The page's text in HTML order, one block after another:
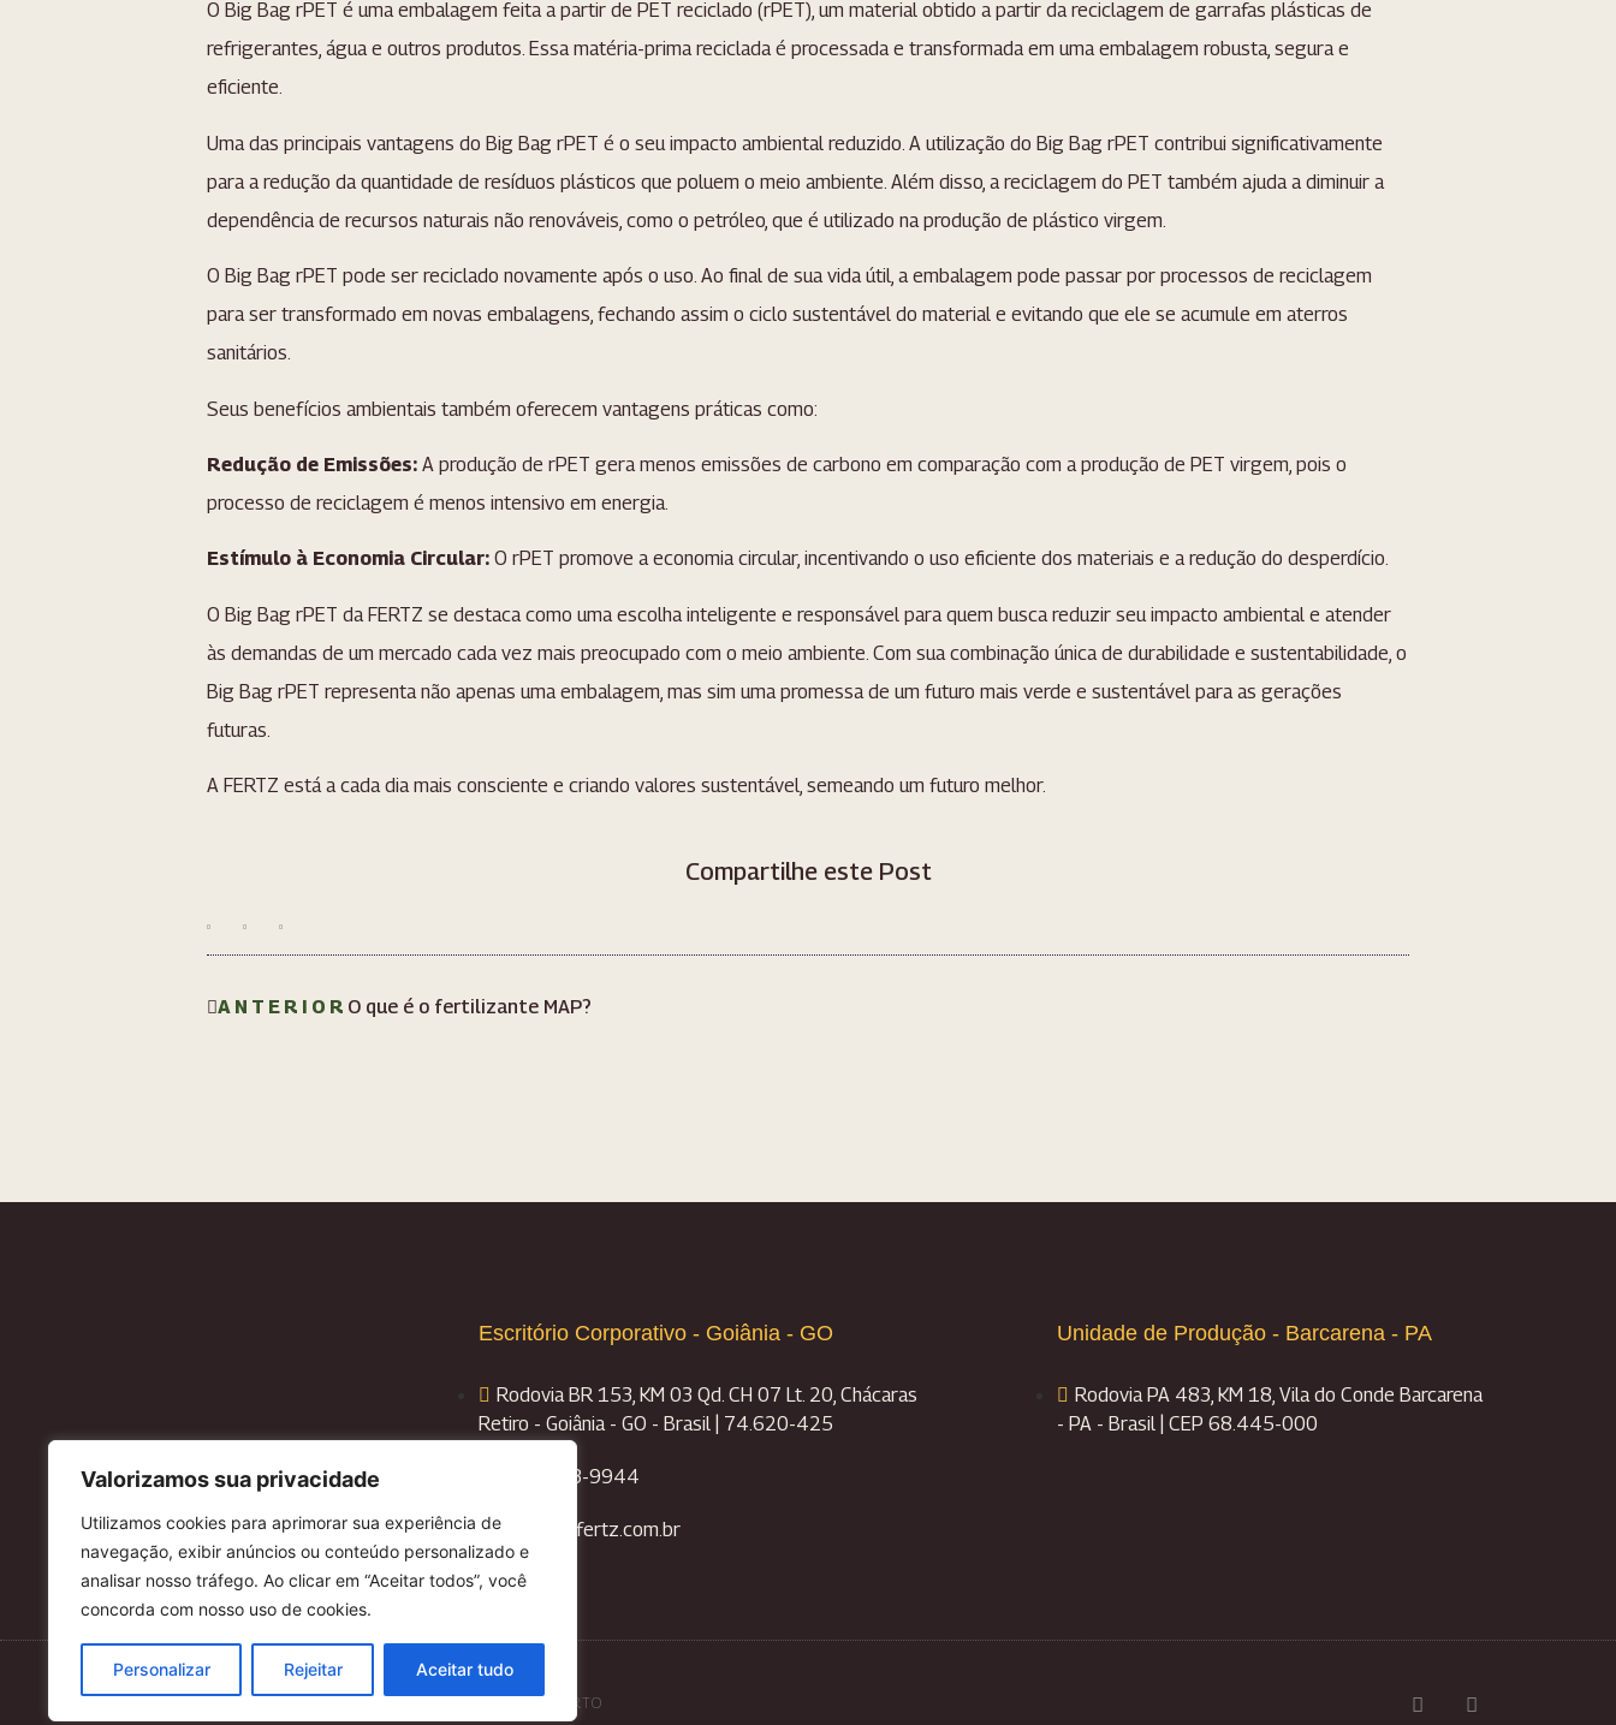
Valorizamos sua privacidade
Utilizamos cookies para aprimorar sua experiência de
navegação, exibir anúncios ou conteúdo personalizado e
analisar nosso tráfego. Ao clicar em “Aceitar todos”, você
concorda com nosso uso de cookies.
Personalizar Rejeitar Aceitar tudo
O Big Bag rPET é uma embalagem feita a partir de PET reciclado (rPET), um material obtido a partir da reciclagem de garrafas plásticas de
refrigerantes, água e outros produtos. Essa matéria-prima reciclada é processada e transformada em uma embalagem robusta, segura e
eficiente.
Uma das principais vantagens do Big Bag rPET é o seu impacto ambiental reduzido. A utilização do Big Bag rPET contribui significativamente
para a redução da quantidade de resíduos plásticos que poluem o meio ambiente. Além disso, a reciclagem do PET também ajuda a diminuir a
dependência de recursos naturais não renováveis, como o petróleo, que é utilizado na produção de plástico virgem.
O Big Bag rPET pode ser reciclado novamente após o uso. Ao final de sua vida útil, a embalagem pode passar por processos de reciclagem
para ser transformado em novas embalagens, fechando assim o ciclo sustentável do material e evitando que ele se acumule em aterros
sanitários.
Seus benefícios ambientais também oferecem vantagens práticas como:
Redução de Emissões: A produção de rPET gera menos emissões de carbono em comparação com a produção de PET virgem, pois o
processo de reciclagem é menos intensivo em energia.
Estímulo à Economia Circular: O rPET promove a economia circular, incentivando o uso eficiente dos materiais e a redução do desperdício.
O Big Bag rPET da FERTZ se destaca como uma escolha inteligente e responsável para quem busca reduzir seu impacto ambiental e atender
às demandas de um mercado cada vez mais preocupado com o meio ambiente. Com sua combinação única de durabilidade e sustentabilidade, o
Big Bag rPET representa não apenas uma embalagem, mas sim uma promessa de um futuro mais verde e sustentável para as gerações
futuras.
A FERTZ está a cada dia mais consciente e criando valores sustentável, semeando um futuro melhor.
Compartilhe este Post
ANTERIOR O que é o fertilizante MAP?
Escritório Corporativo - Goiânia - GO
Rodovia BR 153, KM 03 Qd. CH 07 Lt. 20, Chácaras
Retiro - Goiânia - GO - Brasil | 74.620-425
(62) 3933-9944
contato@fertz.com.br
Unidade de Produção - Barcarena - PA
Rodovia PA 483, KM 18, Vila do Conde Barcarena
- PA - Brasil | CEP 68.445-000
© 2022-2026 | FERTZ FERTILIZANTES | SEMPRE POR PERTO